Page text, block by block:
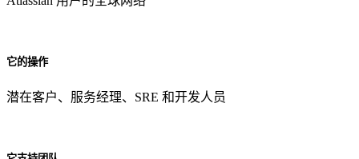
它的操作
潜在客户、服务经理、SRE 和开发人员